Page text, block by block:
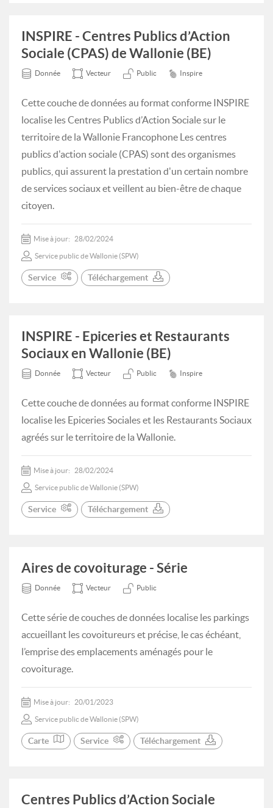
INSPIRE - Centres Publics d’Action
Sociale (CPAS) de Wallonie (BE)
Donnée Vecteur Public Inspire
Cette couche de données au format conforme INSPIRE
localise les Centres Publics d’Action Sociale sur le
territoire de la Wallonie Francophone Les centres
publics d'action sociale (CPAS) sont des organismes
publics, qui assurent la prestation d'un certain nombre
de services sociaux et veillent au bien-être de chaque
citoyen.
Mise à jour: 28/02/2024
Service public de Wallonie (SPW)
Service Téléchargement
INSPIRE - Epiceries et Restaurants
Sociaux en Wallonie (BE)
Donnée Vecteur Public Inspire
Cette couche de données au format conforme INSPIRE
localise les Epiceries Sociales et les Restaurants Sociaux
agréés sur le territoire de la Wallonie.
Mise à jour: 28/02/2024
Service public de Wallonie (SPW)
Service Téléchargement
Aires de covoiturage - Série
Donnée Vecteur Public
Cette série de couches de données localise les parkings
accueillant les covoitureurs et précise, le cas échéant,
l’emprise des emplacements aménagés pour le
covoiturage.
Mise à jour: 20/01/2023
Service public de Wallonie (SPW)
Carte Service Téléchargement
Centres Publics d’Action Sociale